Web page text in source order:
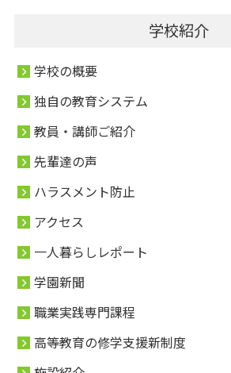
学校紹介
学校の概要
独自の教育システム
教員・講師ご紹介
先輩達の声
ハラスメント防止
アクセス
一人暮らしレポート
学園新聞
職業実践専門課程
高等教育の修学支援新制度